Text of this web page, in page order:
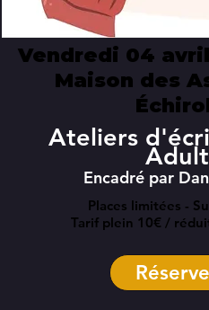
Vendredi 04 avril
Maison des
Ateliers
Encadré par
Places limitées -
Tarif plein 10€ /